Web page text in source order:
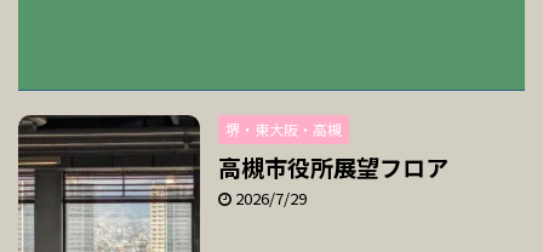
堺・東大阪・高槻
高槻市役所展望フロア
2026/7/29